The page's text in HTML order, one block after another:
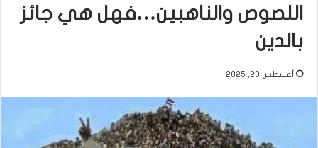
اللصوص والناهبين…فهل هي جائز
بالدين
أغسطس 20, 2025